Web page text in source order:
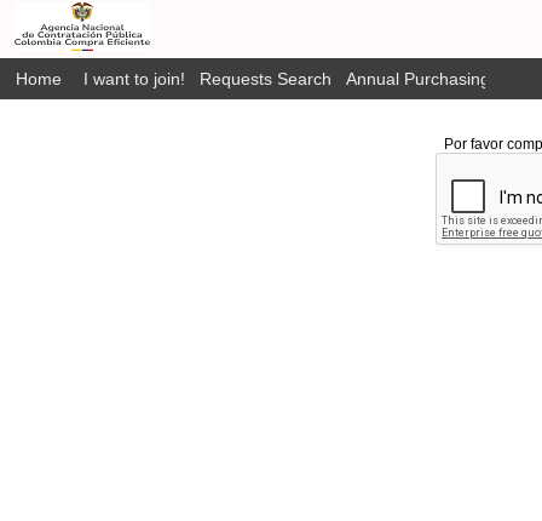
Home I want to join! Requests Search Annual Purchasing Plan
Por favor